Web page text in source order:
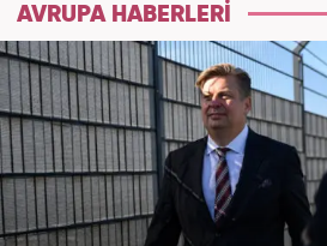
AVRUPA HABERLERİ